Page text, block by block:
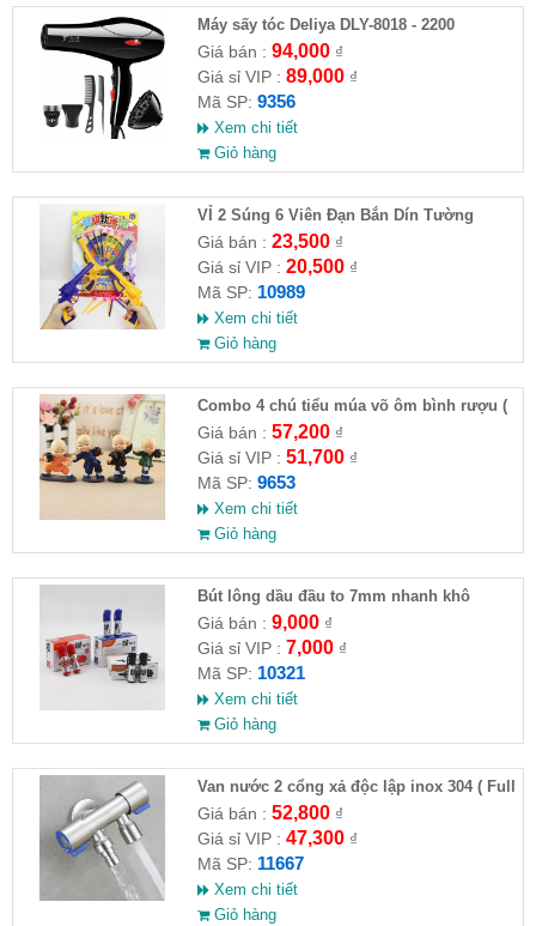
Máy sấy tóc Deliya DLY-8018 - 2200
Giá bán : 94,000₫
Giá sỉ VIP : 89,000₫
Mã SP: 9356
Xem chi tiết
Giỏ hàng
VỈ 2 Súng 6 Viên Đạn Bắn Dín Tường
Giá bán : 23,500₫
Giá sỉ VIP : 20,500₫
Mã SP: 10989
Xem chi tiết
Giỏ hàng
Combo 4 chú tiểu múa võ ôm bình rượu (
HĐ )
Giá bán : 57,200₫
Giá sỉ VIP : 51,700₫
Mã SP: 9653
Xem chi tiết
Giỏ hàng
Bút lông dầu đầu to 7mm nhanh khô
Giá bán : 9,000₫
Giá sỉ VIP : 7,000₫
Mã SP: 10321
Xem chi tiết
Giỏ hàng
Van nước 2 cổng xả độc lập inox 304 ( Full
VAT )
Giá bán : 52,800₫
Giá sỉ VIP : 47,300₫
Mã SP: 11667
Xem chi tiết
Giỏ hàng